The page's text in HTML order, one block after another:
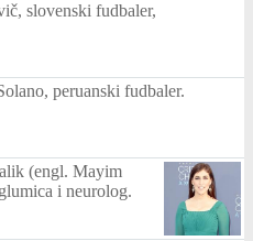
slovenski fudbaler,
peruanski fudbaler.
(engl. Mayim
i neurolog.